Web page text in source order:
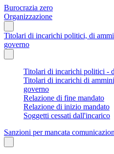
Burocrazia zero
Organizzazione
Titolari di incarichi politici, di
governo
Titolari di incarichi politici -
Titolari di incarichi di
governo
Relazione di fine mandato
Relazione di inizio mandato
Soggetti cessati dall'incarico
Sanzioni per mancata